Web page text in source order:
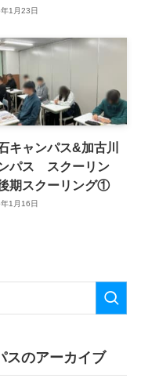
1月23日
キャンパス&加古川
パス スクーリン
期スクーリング①
1月16日
スのアーカイブ